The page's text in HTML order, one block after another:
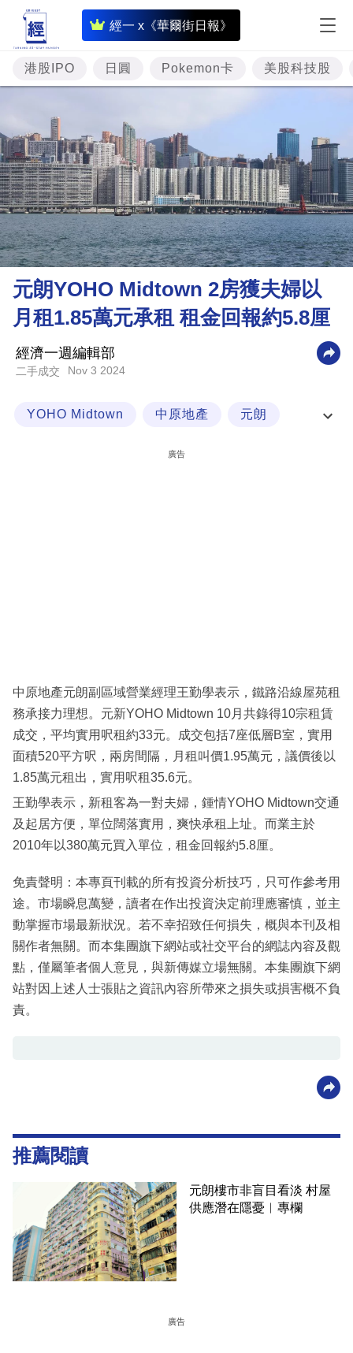
經一 x《華爾街日報》
即
時
財
經
題
投
資
樓
市
理
財
商
業
科
區
港股IPO 日圓 Pokemon卡 美股科技股
元朗YOHO Midtown 2房獲夫婦以
月租1.85萬元承租 租金回報約5.8厘
經濟一週編輯部
二手成交 Nov 3 2024
YOHO Midtown 中原地產 元朗
廣告
中原地產元朗副區域營業經理王勤學表示，鐵路沿線屋苑租
務承接力理想。元新YOHO Midtown 10月共錄得10宗租賃
成交，平均實用呎租約33元。成交包括7座低層B室，實用
面積520平方呎，兩房間隔，月租叫價1.95萬元，議價後以
1.85萬元租出，實用呎租35.6元。
王勤學表示，新租客為一對夫婦，鍾情YOHO Midtown交通
及起居方便，單位闊落實用，爽快承租上址。而業主於
2010年以380萬元買入單位，租金回報約5.8厘。
免責聲明：本專頁刊載的所有投資分析技巧，只可作參考用
途。市場瞬息萬變，讀者在作出投資決定前理應審慎，並主
動掌握市場最新狀況。若不幸招致任何損失，概與本刊及相
關作者無關。而本集團旗下網站或社交平台的網誌內容及觀
點，僅屬筆者個人意見，與新傳媒立場無關。本集團旗下網
站對因上述人士張貼之資訊內容所帶來之損失或損害概不負
責。
推薦閱讀
元朗樓市非盲目看淡 村屋
供應潛在隱憂︳專欄
廣告